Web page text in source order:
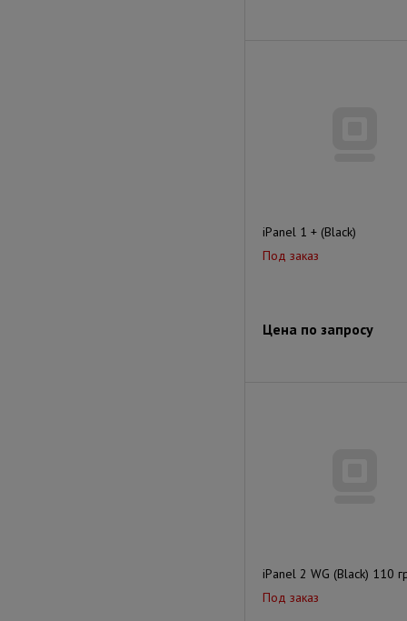
iPanel 1 + (Black)
Под заказ
Цена по запросу
iPanel 2 WG (Black) 110
Под заказ